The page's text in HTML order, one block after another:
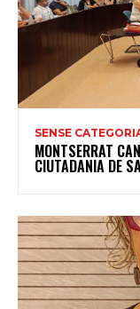
SENSE
MONTSERRAT
CIUTADANIA DE